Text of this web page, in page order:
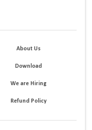
About Us
Download
We are Hiring
Refund Policy